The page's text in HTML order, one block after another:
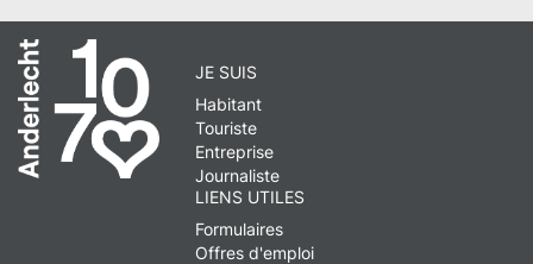
JE SUIS
Habitant
Touriste
Entreprise
Journaliste
LIENS UTILES
Formulaires
Offres d'emploi